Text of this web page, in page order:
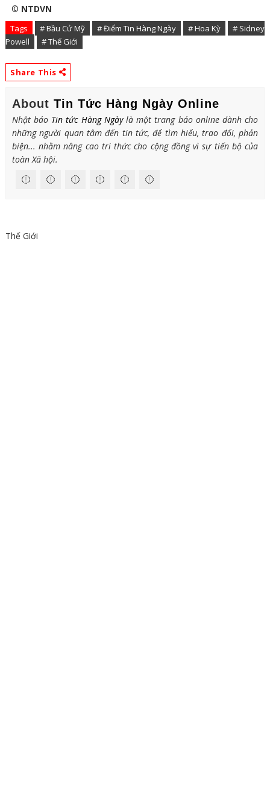
© NTDVN
Tags # Bầu Cử Mỹ # Điểm Tin Hàng Ngày # Hoa Kỳ
# Sidney
Powell
# Thế Giới
Share This
About Tin Tức Hàng Ngày Online
Nhật báo Tin tức Hàng Ngàylà một trang báo online dành cho
những người quan tâm đến tin tức, để tìm hiểu, trao đổi, phản
biện... nhằm nâng cao tri thức cho cộng đồng vì sự tiến bộ của
toàn Xã hội.
Thế Giới